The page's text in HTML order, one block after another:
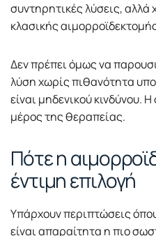
συντηρητικές λύσεις, αλλά
κλασικής
Δεν πρέπει όμως να
λύση χωρίς πιθανότητα
είναι μηδενικού κινδύνου.
μέρος της θεραπείας.
Πότε η
έντιμη επιλογή
Υπάρχουν περιπτώσεις
είναι απαραίτητα η πιο